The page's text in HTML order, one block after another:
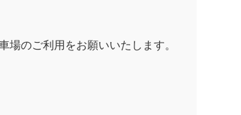
のご利用をお願いいたします。